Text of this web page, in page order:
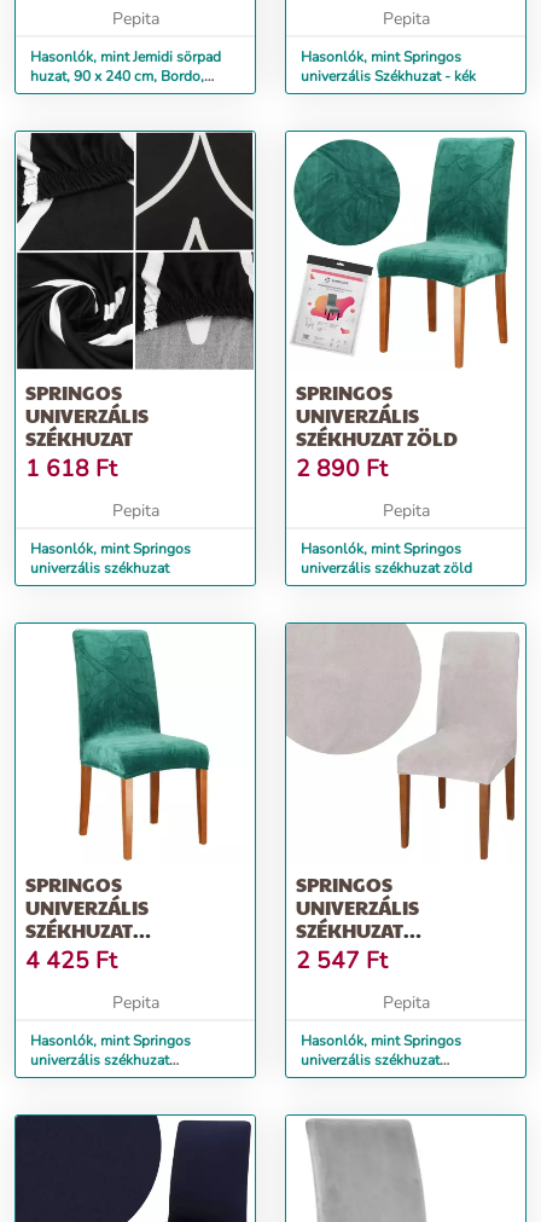
Pepita
Hasonlók, mint Jemidi sörpad
huzat, 90 x 240 cm, Bordo,
poliészter / pamut, 5531...
Pepita
Hasonlók, mint Springos
univerzális Székhuzat - kék
SPRINGOS
UNIVERZÁLIS
SZÉKHUZAT
1 618 Ft
Pepita
Hasonlók, mint Springos
univerzális székhuzat
SPRINGOS
UNIVERZÁLIS
SZÉKHUZAT ZÖLD
2 890 Ft
Pepita
Hasonlók, mint Springos
univerzális székhuzat zöld
SPRINGOS
UNIVERZÁLIS
SZÉKHUZAT
SPANDEXBŐL, ZÖLD
SZÍN
4 425 Ft
Pepita
Hasonlók, mint Springos
univerzális székhuzat
spandexből, zöld szín
SPRINGOS
UNIVERZÁLIS
SZÉKHUZAT
VILÁGOSSZÜRKE
2 547 Ft
Pepita
Hasonlók, mint Springos
univerzális székhuzat
világosszürke